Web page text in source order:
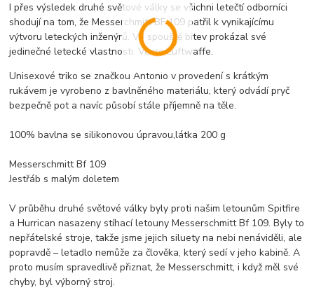
I přes výsledek druhé světové války se všichni letečtí odborníci
shodují na tom, že Messerchmitt BF 109 patřil k vynikajícímu
výtvoru leteckých inženýrů. Ve spouště bitev prokázal své
jedinečné letecké vlastnosti. Verze Luftwaffe.
Unisexové triko se značkou Antonio v provedení s krátkým
rukávem je vyrobeno z bavlněného materiálu, který odvádí pryč
bezpečně pot a navíc působí stále příjemně na těle.
100% bavlna se silikonovou úpravou,látka 200 g
Messerschmitt Bf 109
Jestřáb s malým doletem
V průběhu druhé světové války byly proti našim letounům Spitfire
a Hurrican nasazeny stíhací letouny Messerschmitt Bf 109. Byly to
nepřátelské stroje, takže jsme jejich siluety na nebi nenáviděli, ale
popravdě – letadlo nemůže za člověka, který sedí v jeho kabině. A
proto musím spravedlivě přiznat, že Messerschmitt, i když měl své
chyby, byl výborný stroj.